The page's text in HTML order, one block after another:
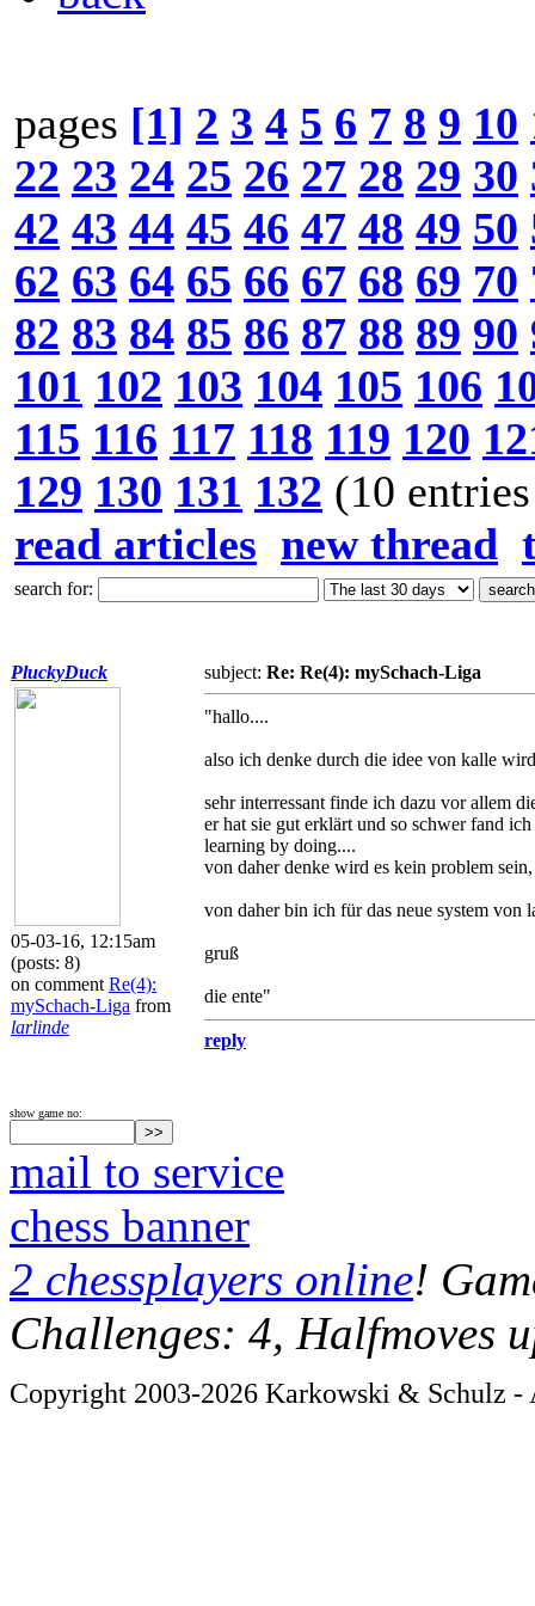
pages [1] 2 3 4 5 6 7 8 9 10
22 23 24 25 26 27 28 29 30
42 43 44 45 46 47 48 49 50
62 63 64 65 66 67 68 69 70
82 83 84 85 86 87 88 89 90
101 102 103 104 105 106
115 116 117 118 119 120
129 130 131 132 (10
read articles new thread
search for:
PluckyDuck
05-03-16, 12:15am
(posts: 8)
on comment Re(4):
mySchach-Liga from
larlinde
subject: Re: Re(4): mySchach-Liga
"hallo....
also ich denke durch die idee von kalle
sehr interressant finde ich dazu vor allem
er hat sie gut erklärt und so schwer fand
learning by doing....
von daher denke wird es kein problem
von daher bin ich für das neue system von
gruß
die ente"
reply
show game no:
mail to service
chess banner
2 chessplayers online!
Challenges: 4, Halfmoves
Copyright 2003-2026 Karkowski & Schulz